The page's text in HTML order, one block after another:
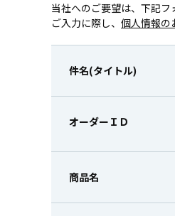
当社へのご要望は、下記フ
ご入力に際し、 個人情報の
件名(タイトル)
オーダーＩＤ
商品名